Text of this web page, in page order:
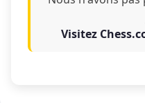
Visitez